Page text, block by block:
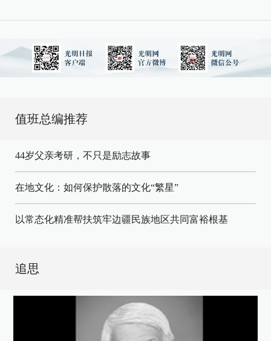
值班总编推荐
44岁父亲考研，不只是励志故事
在地文化：如何保护散落的文化“繁星”
以常态化精准帮扶筑牢边疆民族地区共同富裕根基
追思